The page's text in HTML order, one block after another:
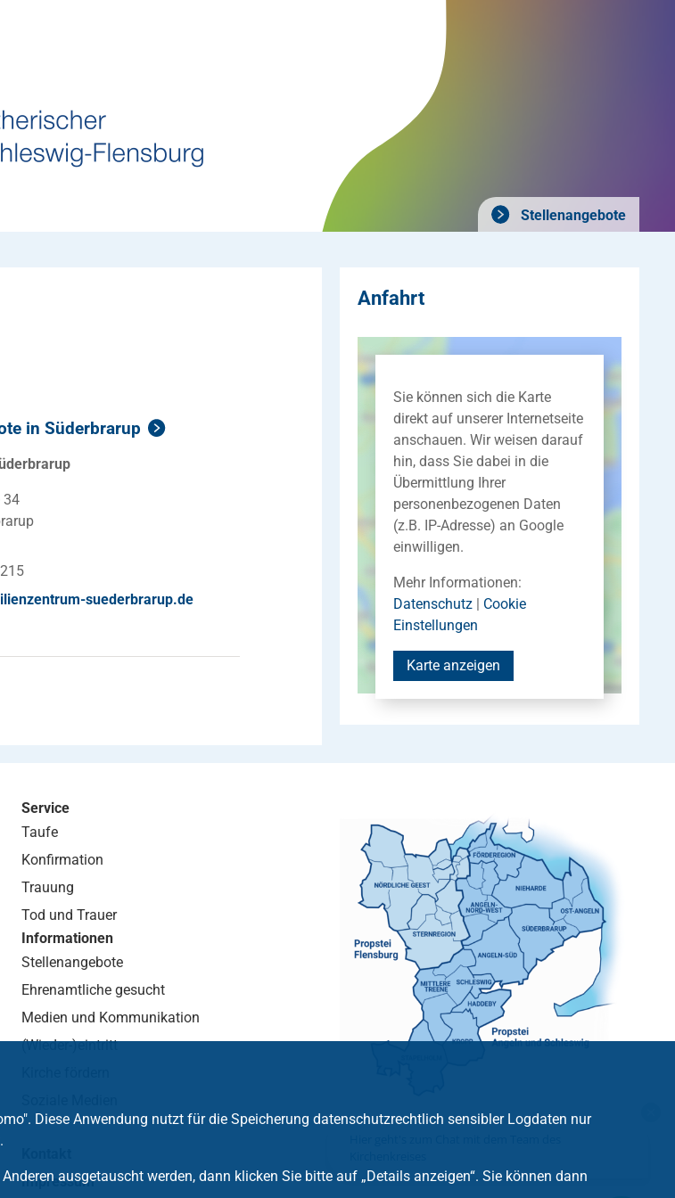
Stellenangebote
in Süderbrarup
34
suederbrarup.de
Anfahrt
Sie können sich die Karte
direkt auf unserer Internetseite
anschauen. Wir weisen darauf
hin, dass Sie dabei in die
Übermittlung Ihrer
personenbezogenen Daten
(z.B. IP-Adresse) an Google
einwilligen.
Mehr Informationen:
Datenschutz| Cookie
Einstellungen
Karte anzeigen
Service
Taufe
Konfirmation
Trauung
Tod und Trauer
Informationen
Stellenangebote
Ehrenamtliche gesucht
Medien und Kommunikation
(Wieder-)eintritt
Impressum
Diese Anwendung nutzt für die Speicherung datenschutzrechtlich sensibler Logdaten nur
ausgetauscht werden, dann klicken Sie bitte auf „Details anzeigen“. Sie können dann